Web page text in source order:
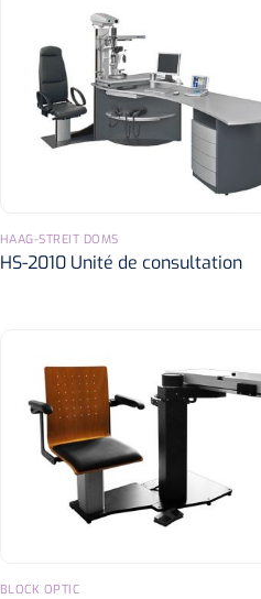
HAAG-STREIT DOMS
HS-2010 Unité de consultation
BLOCK OPTIC